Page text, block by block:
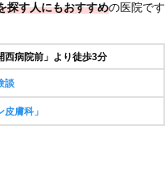
探す人にもおすすめの医院です
西病院前」より徒歩3分
談
膚科」